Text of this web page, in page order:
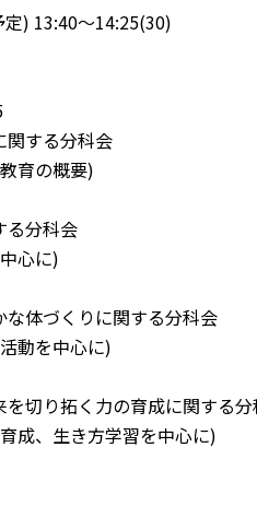
) 13:40～14:25(30)
する分科会
育の概要)
分科会
心に)
体づくりに関する分科会
動を中心に)
切り拓く力の育成に関する分
成、生き方学習を中心に)